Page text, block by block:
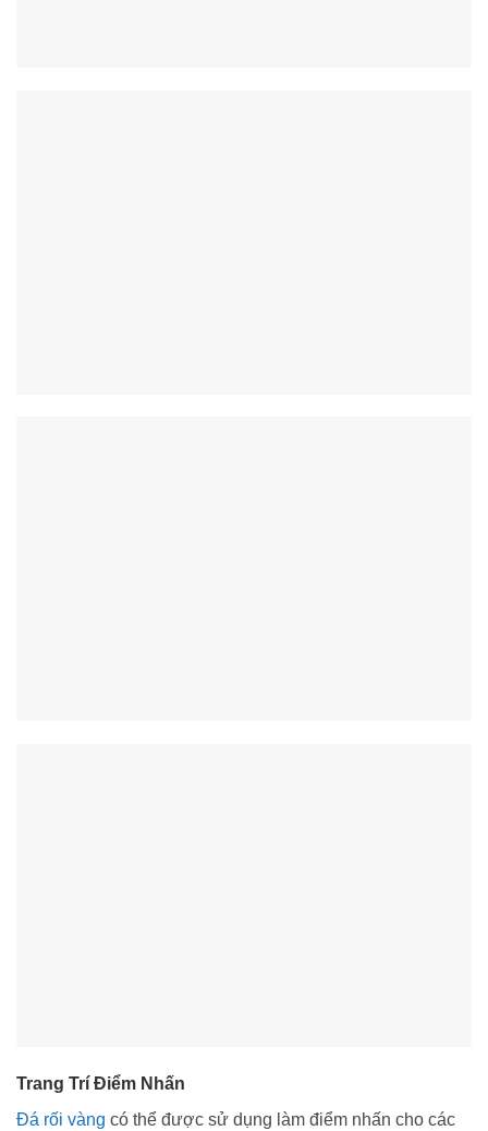
Trang Trí Điểm Nhấn
Đá rối vàng có thể được sử dụng làm điểm nhấn cho các